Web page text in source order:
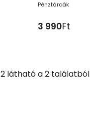
Pénztárcák
3 990Ft
2látható a2találatból